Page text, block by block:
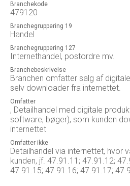
Branchekode
479120
Branchegruppering 19
Handel
Branchegruppering 127
Internethandel, postordre mv.
Branchebeskrivelse
Branchen omfatter salg af
selv downloader fra internettet.
Omfatter
, Detailhandel med digitale
software, bøger), som kunden
internettet
Omfatter ikke
Detailhandel via internettet, hvor
kunden, jf. 47.91.11; 47.91.12;
47.91.15; 47.91.16; 47.91.17;